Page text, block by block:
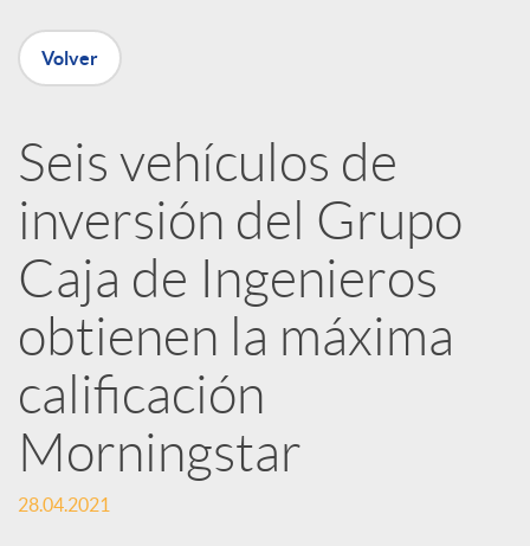
n
e
d
e
s
S
Volver
Seis vehículos de
inversión del Grupo
Caja de Ingenieros
obtienen la máxima
calificación
Morningstar
28.04.2021